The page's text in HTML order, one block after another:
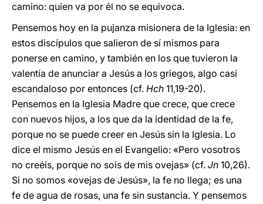
camino: quien va por él no se equivoca.
Pensemos hoy en la pujanza misionera de la Iglesia: en
estos discípulos que salieron de sí mismos para
ponerse en camino, y también en los que tuvieron la
valentía de anunciar a Jesús a los griegos, algo casi
escandaloso por entonces (cf. Hch 11,19-20).
Pensemos en la Iglesia Madre que crece, que crece
con nuevos hijos, a los que da la identidad de la fe,
porque no se puede creer en Jesús sin la Iglesia. Lo
dice el mismo Jesús en el Evangelio: «Pero vosotros
no creéis, porque no sois de mis ovejas» (cf. Jn 10,26).
Si no somos «ovejas de Jesús», la fe no llega; es una
fe de agua de rosas, una fe sin sustancia. Y pensemos